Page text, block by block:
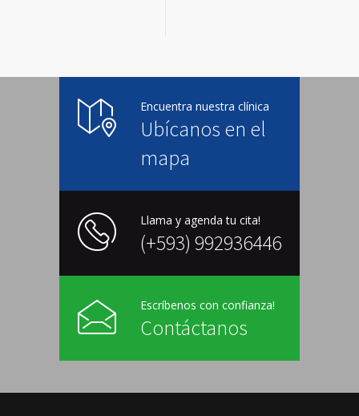
Encuentra nuestra clínica
Ubícanos en el
mapa
Llama y agenda tu cita!
(+593) 992936446
Escríbenos con confianza!
Contáctanos